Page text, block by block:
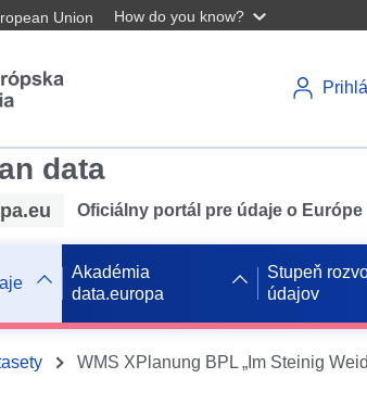
Union How do you know?
data
Oficiálny portál pre údaje o Európe
Akadémia
data.europa
Stupeň
údajov
WMS XPlanung BPL „Im Steinig